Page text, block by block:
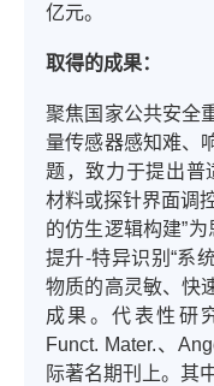
亿元。
取得的成果：
聚焦国家公共安全
量传感器感知难、
题，致力于提出普
材料或探针界面调
的仿生逻辑构建”
提升-特异识别“系
物质的高灵敏、快
成果。代表性研
Funct. Mater.、
际著名期刊上。其